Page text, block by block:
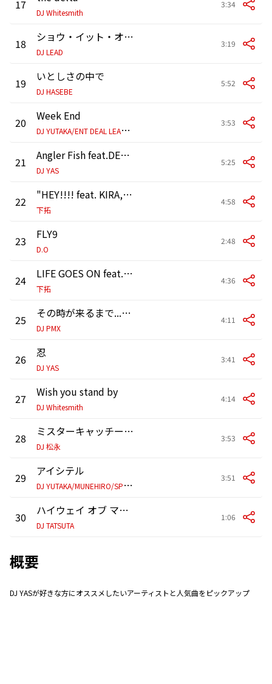
17
DJ Whitesmith
3:34
18 ショウ・イット・オフ (feat. ジム・ジョーンズ & AI)
DJ LEAD
3:19
19 いとしさの中で
DJ HASEBE
5:52
20
Week End
D
J YUTAKA/ENT DEAL LEAGUE
3:53
21 Angler Fish feat.DELI & HI-D
DJ YAS
5:25
22 "HEY!!!! feat. KIRA, KOPERU & APOLLO"
下拓
4:58
23 FLY9
D.O
2:48
24 LIFE GOES ON feat. KIRA & CHEHON
下拓
4:36
25 その時が来るまで...feat. K DUB SHINE
DJ PMX
4:11
26 忍
DJ YAS
3:41
27 Wish you stand by
DJ Whitesmith
4:14
28 ミスターキャッチー feat. TOC
DJ 松永
3:53
29
アイシテル
D
J YUTAKA/MUNEHIRO/SPHERE
3:51
30 ハイウェイ オブ マイライフ エピローグ
DJ TATSUTA
1:06
概要
DJ YASが好きな方にオススメしたいアーティストと人気曲をピックアップ